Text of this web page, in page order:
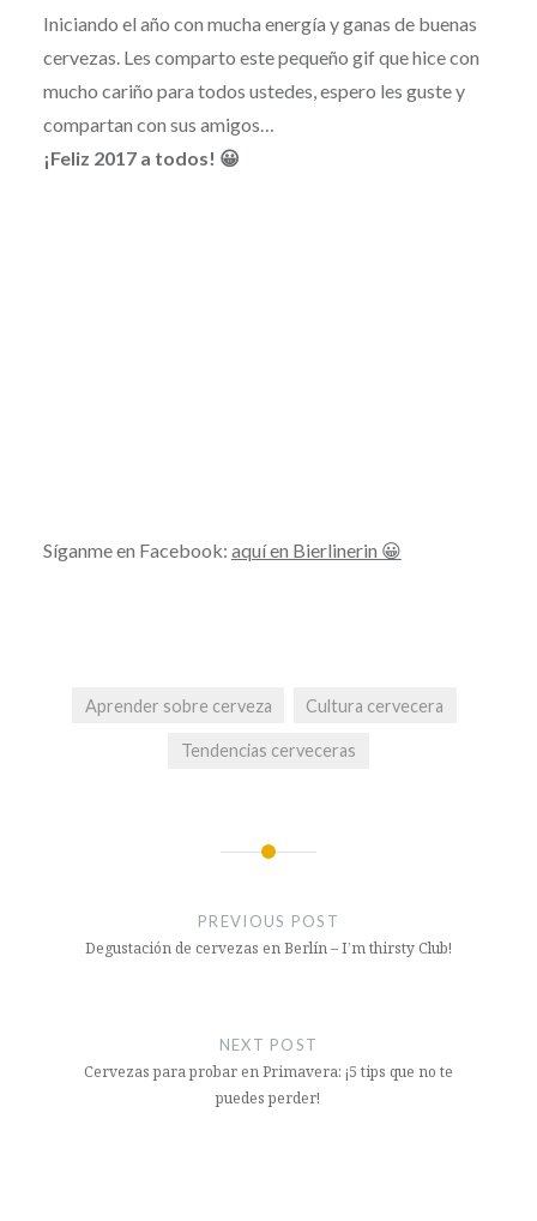
Iniciando el año con mucha energía y ganas de buenas
cervezas. Les comparto este pequeño gif que hice con
mucho cariño para todos ustedes, espero les guste y
compartan con sus amigos…
¡Feliz 2017 a todos! 😀
Síganme en Facebook: aquí en Bierlinerin 😀
Aprender sobre cerveza Cultura cervecera
Tendencias cerveceras
PREVIOUS POST
Degustación de cervezas en Berlín – I’m thirsty Club!
NEXT POST
Cervezas para probar en Primavera: ¡5 tips que no te
puedes perder!